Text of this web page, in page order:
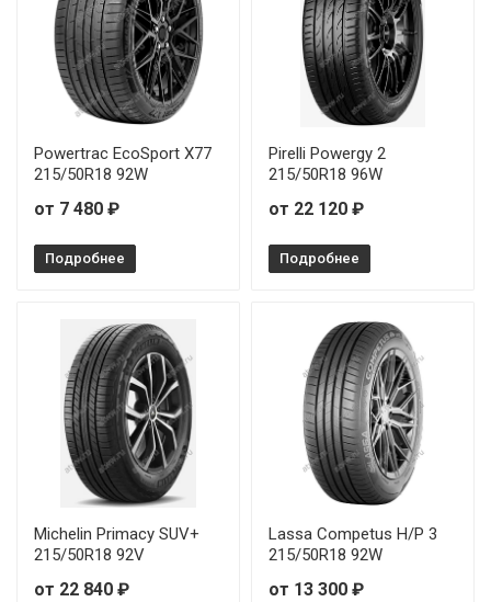
Powertrac EcoSport X77
215/50R18 92W
от 7 480 ₽
Подробнее
Pirelli Powergy 2
215/50R18 96W
от 22 120 ₽
Подробнее
Michelin Primacy SUV+
215/50R18 92V
от 22 840 ₽
Lassa Competus H/P 3
215/50R18 92W
от 13 300 ₽